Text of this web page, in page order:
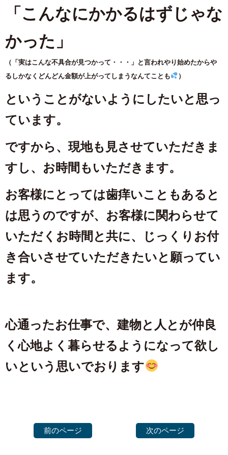
「こんなにかかるはずじゃな
かった」
（「実はこんな不具合が見つかって・・・」と言われやり始めたからや
るしかなくどんどん金額が上がってしまうなんてことも
）
ということがないようにしたいと思っ
ています。
ですから、現地も見させていただきま
すし、お時間もいただきます。
お客様にとっては歯痒いこともあると
は思うのですが、お客様に関わらせて
いただくお時間と共に、じっくりお付
き合いさせていただきたいと願ってい
ます。
心通ったお仕事で、建物と人とが仲良
く心地よく暮らせるようになって欲し
いという思いでおります
前のページ 次のページ